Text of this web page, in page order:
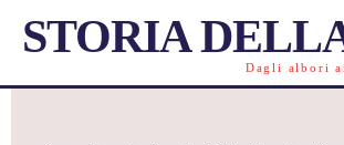
STORIA
Dagli albori